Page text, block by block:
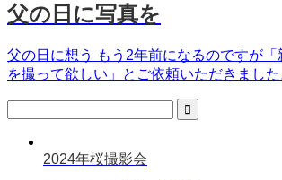
父の日に写真を
父の日に想う もう2年前になるのですが
を撮って欲しい」とご依頼いただきまし
2024年桜撮影会